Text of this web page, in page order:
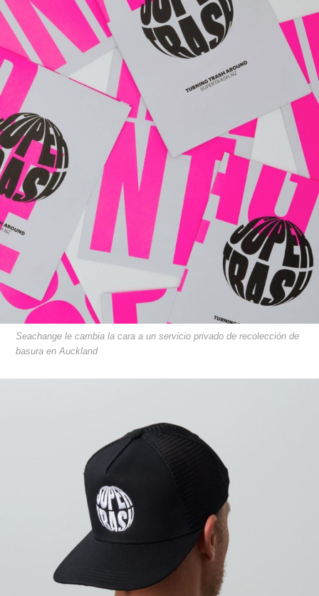
Seachange le cambia la cara a un servicio privado de recolección de
basura en Auckland